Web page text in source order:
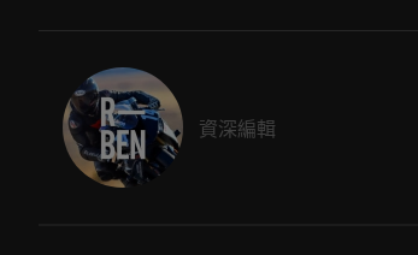
資深編輯